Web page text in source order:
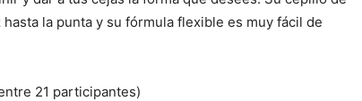
la punta y su fórmula flexible es muy fácil de
21 participantes)